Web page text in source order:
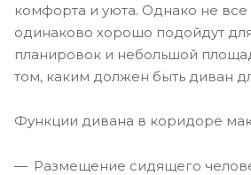
комфорта и уюта. Однако не все
одинаково хорошо подойдут
планировок и небольшой
том, каким должен быть диван
Функции дивана в коридоре
Размещение сидящего